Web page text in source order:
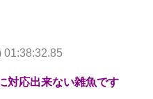
01:38:32.85
対応出来ない雑魚です